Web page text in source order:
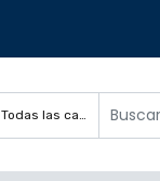
Todas las categorías